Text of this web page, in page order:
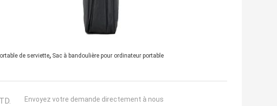
de serviette, Sac à bandoulière pour ordinateur portable
Envoyez votre demande directement à nous